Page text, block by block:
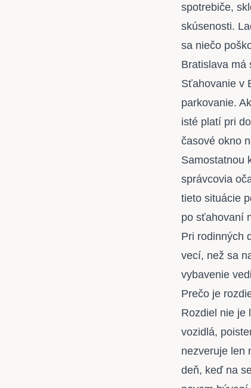
spotrebiče,
skúsenosti.
sa niečo
Bratislava má
Sťahovanie v
parkovanie.
isté platí pri
časové okno
Samostatnou
správcovia
tieto situácie
po sťahovaní
Pri rodinných
vecí, než sa
vybavenie
Prečo je
Rozdiel nie je
vozidlá,
nezveruje len
deň, keď na